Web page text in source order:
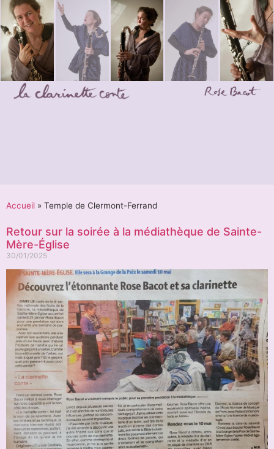
Accueil » Temple de Clermont-Ferrand
Retour sur la soirée à la médiathèque de Sainte-
Mère-Église
30/01/2025